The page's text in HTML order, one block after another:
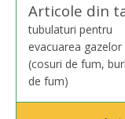
Articole din
tubulaturi pentru
evacuarea gazelor
(cosuri de fum,
de fum)